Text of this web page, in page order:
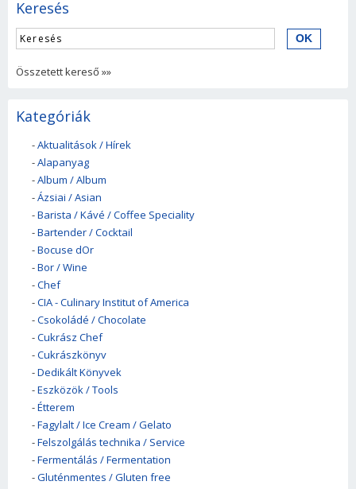
Keresés
Összetett kereső »»
Kategóriák
-Aktualitások / Hírek
-Alapanyag
-Album / Album
-Ázsiai / Asian
-Barista / Kávé / Coffee Speciality
-Bartender / Cocktail
-Bocuse dOr
-Bor / Wine
-Chef
-CIA - Culinary Institut of America
-Csokoládé / Chocolate
-Cukrász Chef
-Cukrászkönyv
-Dedikált Könyvek
-Eszközök / Tools
-Étterem
-Fagylalt / Ice Cream / Gelato
-Felszolgálás technika / Service
-Fermentálás / Fermentation
-Gluténmentes / Gluten free